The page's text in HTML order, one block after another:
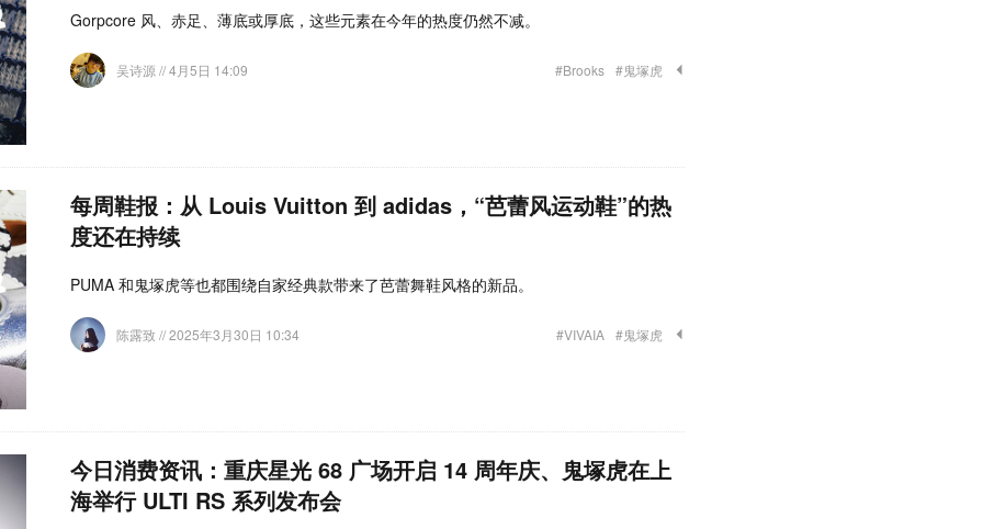
Gorpcore 风、赤足、薄底或厚底，这些元素在今年的热度仍然不减。
吴诗源 // 4月5日 14:09 #Brooks #鬼塚虎
每周鞋报：从 Louis Vuitton 到 adidas，“芭蕾风运动鞋”的热
度还在持续
PUMA 和鬼塚虎等也都围绕自家经典款带来了芭蕾舞鞋风格的新品。
陈露致// 2025年3月30日 10:34 #VIVAIA #鬼塚虎
今日消费资讯：重庆星光 68 广场开启 14 周年庆、鬼塚虎在上
海举行 ULTI RS 系列发布会